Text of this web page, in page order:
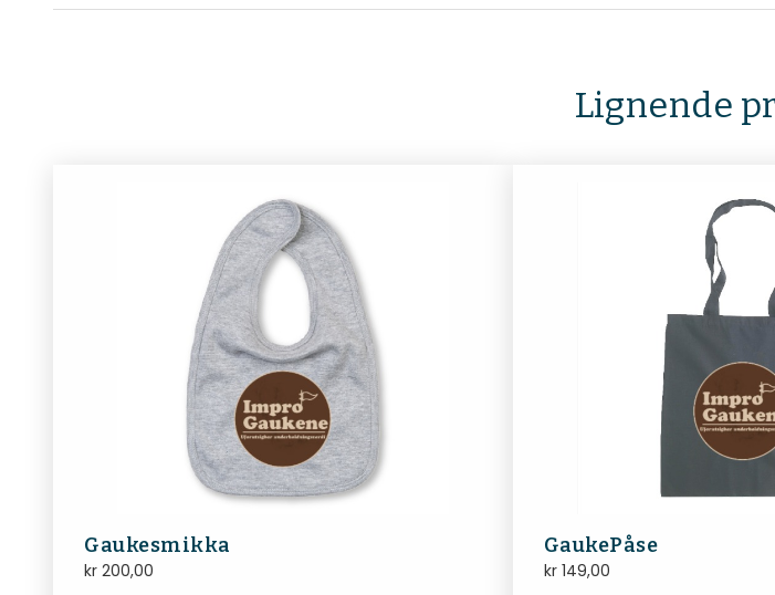
Lignende
Gaukesmikka
kr 200,00
GaukePåse
kr149,00